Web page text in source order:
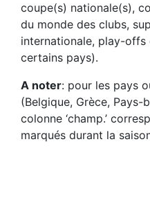
coupe(s) nationale(s),
du monde des clubs,
internationale, play-
certains pays).
A noter: pour les pays
(Belgique, Grèce,
colonne ‘champ.’
marqués durant la